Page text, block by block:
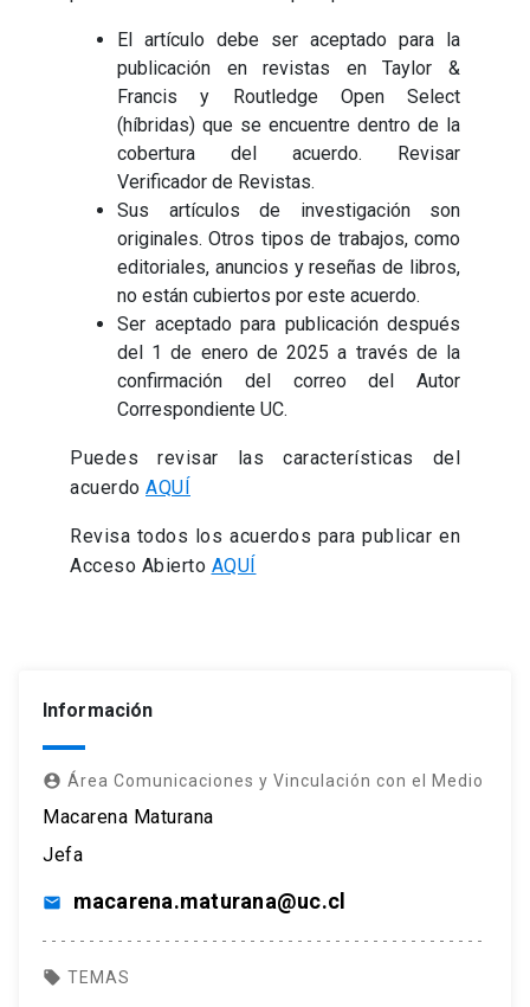
El artículo debe ser aceptado para la
publicación en revistas en Taylor &
Francis y Routledge Open Select
(híbridas) que se encuentre dentro de la
cobertura del acuerdo. Revisar
Verificador de Revistas.
Sus artículos de investigación son
originales. Otros tipos de trabajos, como
editoriales, anuncios y reseñas de libros,
no están cubiertos por este acuerdo.
Ser aceptado para publicación después
del 1 de enero de 2025 a través de la
confirmación del correo del Autor
Correspondiente UC.
Puedes revisar las características del
acuerdo AQUÍ
Revisa todos los acuerdos para publicar en
Acceso Abierto AQUÍ
Información
account_circle Área Comunicaciones y Vinculación con el Medio
Macarena Maturana
Jefa
email macarena.maturana@uc.cl
local_offer TEMAS